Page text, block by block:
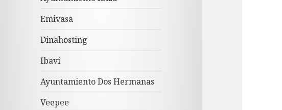
Emivasa
Dinahosting
Ibavi
Ayuntamiento Dos Hermanas
Veepee